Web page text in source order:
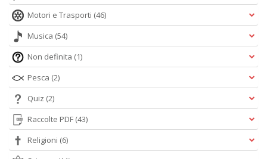
Motori e Trasporti (46)
Musica (54)
Non definita (1)
Pesca (2)
Quiz (2)
Raccolte PDF (43)
Religioni (6)